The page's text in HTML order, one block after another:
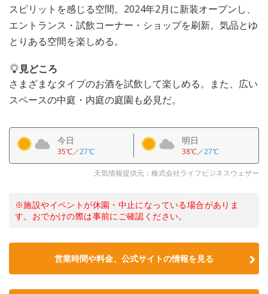
スピリットを感じる空間。2024年2月に新装オープンし、
エントランス・試飲コーナー・ショップを刷新。気品とゆ
とりある空間を楽しめる。
見どころ
さまざまなタイプのお酒を試飲して楽しめる。また、広い
スペースの中庭・内庭の庭園も必見だ。
今日
35℃／27℃
明日
38℃／27℃
天気情報提供元：株式会社ライフビジネスウェザー
※施設やイベントが休園・中止になっている場合がありま
す。おでかけの際は事前にご確認ください。
営業時間や料金、公式サイトの情報を見る